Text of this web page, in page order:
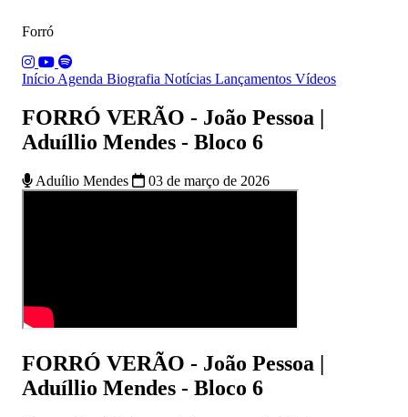
Forró
Início Agenda Biografia Notícias Lançamentos Vídeos
FORRÓ VERÃO - João Pessoa |
Aduíllio Mendes - Bloco 6
Aduílio Mendes 03 de março de 2026
FORRÓ VERÃO - João Pessoa |
Aduíllio Mendes - Bloco 6